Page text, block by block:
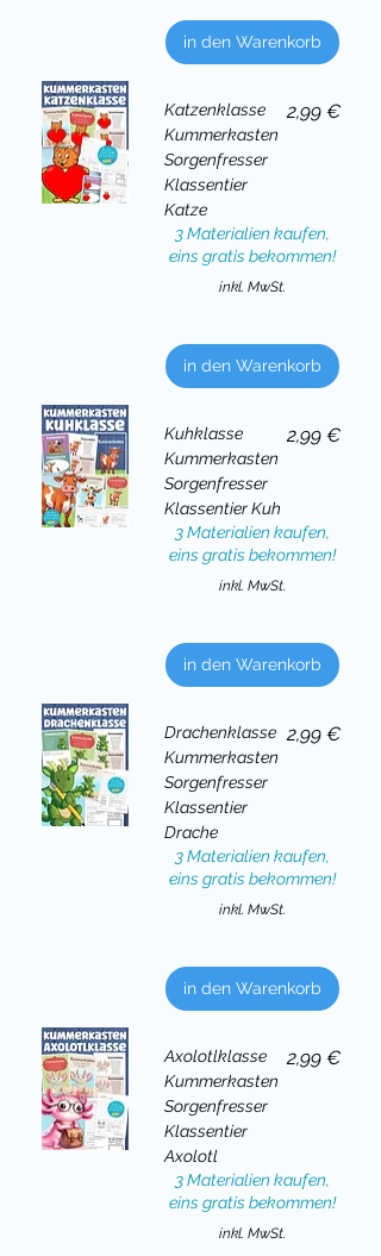
in den Warenkorb
Katzenklasse
Kummerkasten
Sorgenfresser
Klassentier
Katze
Preis
2,99 €
3 Materialien kaufen,
eins gratis bekommen!
inkl. MwSt.
in den Warenkorb
Kuhklasse
Kummerkasten
Sorgenfresser
Klassentier Kuh
Preis
2,99 €
3 Materialien kaufen,
eins gratis bekommen!
inkl. MwSt.
in den Warenkorb
Drachenklasse
Kummerkasten
Sorgenfresser
Klassentier
Drache
Preis
2,99 €
3 Materialien kaufen,
eins gratis bekommen!
inkl. MwSt.
in den Warenkorb
Axolotlklasse
Kummerkasten
Sorgenfresser
Klassentier
Axolotl
Preis
2,99 €
3 Materialien kaufen,
eins gratis bekommen!
inkl. MwSt.